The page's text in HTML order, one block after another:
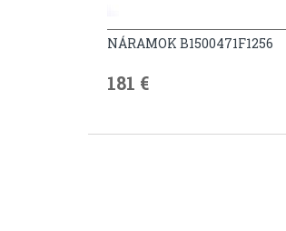
NÁRAMOK B1500471F1256
181 €